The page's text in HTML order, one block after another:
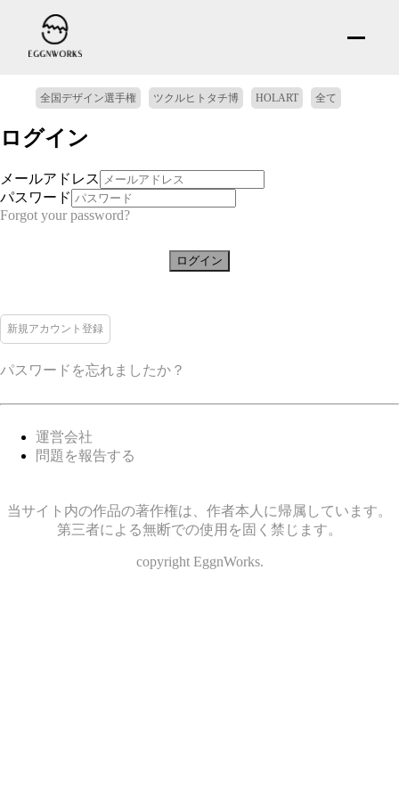
全国デザイン選手権 ツクルヒトタチ博 HOLART 全て
ログイン
メールアドレス
パスワード
Forgot your password?
ログイン
新規アカウント登録
パスワードを忘れましたか？
運営会社
問題を報告する
当サイト内の作品の著作権は、作者本人に帰属しています。
第三者による無断での使用を固く禁じます。
copyright EggnWorks.